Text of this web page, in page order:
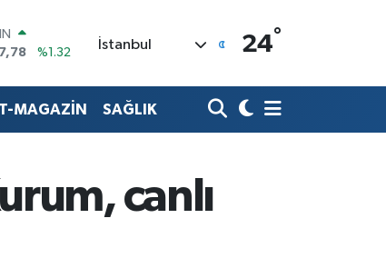
%0.08
%-0.02
%11
İstanbul 24°
MAGAZİN SAĞLIK
canlı